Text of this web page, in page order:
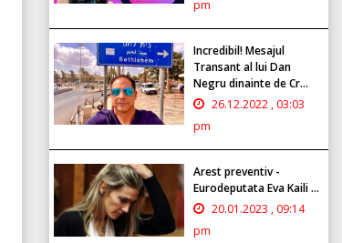
pm
Incredibil! Mesajul
Transant al lui Dan
Negru dinainte de Cr...
26.12.2022 , 03:03
pm
Arest preventiv -
Eurodeputata Eva Kaili ...
20.01.2023 , 09:14
pm